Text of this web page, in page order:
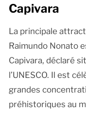
Capivara
La principale
Raimundo Nonato
Capivara, déclaré
l’UNESCO. Il est
grandes
préhistoriques au